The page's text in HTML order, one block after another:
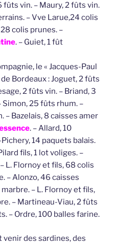
fûts vin. – Maury, 2 fûts vin.
– Vve Larue,24 colis
colis prunes. –
. – Guiet, 1 fût
le « Jacques-Paul
Bordeaux : Joguet, 2 fûts
2 fûts vin. – Briand, 3
Simon, 25 fûts rhum. –
– Bazelais, 8 caisses amer
. – Allard, 10
14 paquets balais.
fils, 1 lot voliges. –
L. Flornoy et fils, 68 colis
– Alonzo, 46 caisses
– L. Flornoy et fils,
– Martineau-Viau, 2 fûts
– Ordre, 100 balles farine.
des sardines, des